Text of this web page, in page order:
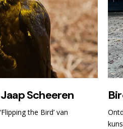
Scheeren
the Bird’ van